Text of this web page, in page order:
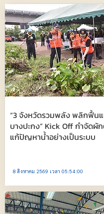
“3 จังหวัดรวมพลัง พลิกฟื้น
บางปะกง” Kick Off กำจัดผั
แก้ปัญหาน้ำอย่างเป็นระบบ
8 สิงหาคม 2569 เวลา 05:54:00